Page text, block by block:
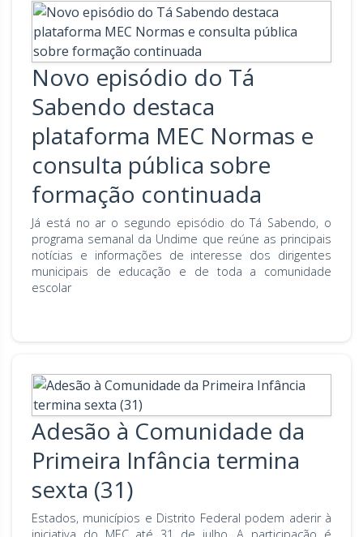
Novo episódio do Tá
Sabendo destaca
plataforma MEC Normas e
consulta pública sobre
formação continuada
Já está no ar o segundo episódio do Tá Sabendo, o
programa semanal da Undime que reúne as principais
notícias e informações de interesse dos dirigentes
municipais de educação e de toda a comunidade
escolar
Adesão à Comunidade da
Primeira Infância termina
sexta (31)
Estados, municípios e Distrito Federal podem aderir à